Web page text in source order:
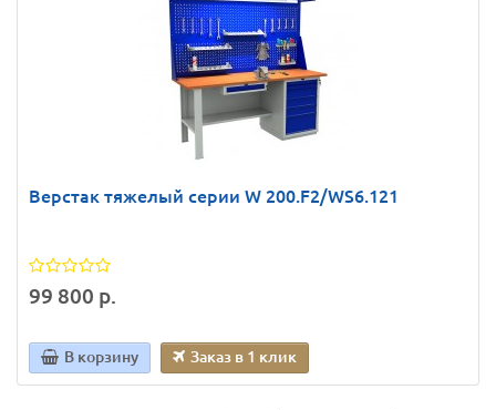
Верстак тяжелый серии W 200.F2/WS6.121
99 800 р.
В корзину Заказ в 1 клик